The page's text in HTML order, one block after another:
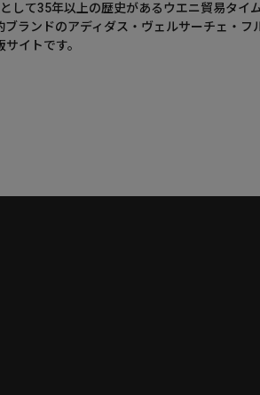
して35年以上の歴史があるウエニ貿易タイ
ランドのアディダス・ヴェルサーチェ・フ
イトです。